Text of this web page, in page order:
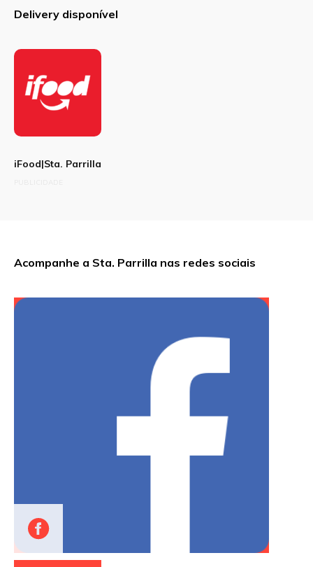
Delivery disponível
iFood|Sta. Parrilla
Acompanhe a Sta. Parrilla nas redes sociais